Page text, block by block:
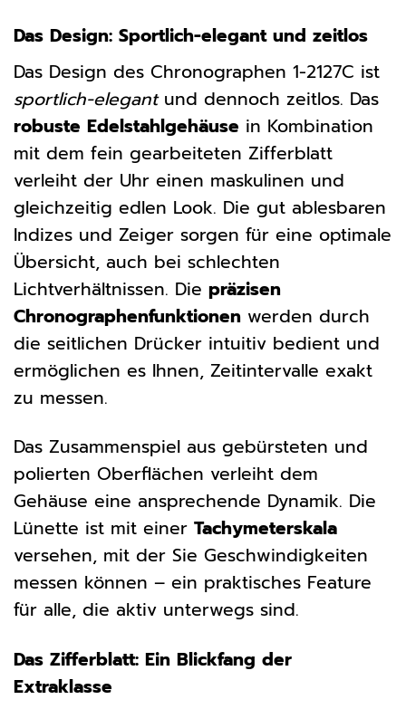
Das Design: Sportlich-elegant und zeitlos
Das Design des Chronographen 1-2127C ist
sportlich-elegantund dennoch zeitlos. Das
robuste Edelstahlgehäuse in Kombination
mit dem fein gearbeiteten Zifferblatt
verleiht der Uhr einen maskulinen und
gleichzeitig edlen Look. Die gut ablesbaren
Indizes und Zeiger sorgen für eine optimale
Übersicht, auch bei schlechten
Lichtverhältnissen. Die präzisen
Chronographenfunktionen werden durch
die seitlichen Drücker intuitiv bedient und
ermöglichen es Ihnen, Zeitintervalle exakt
zu messen.
Das Zusammenspiel aus gebürsteten und
polierten Oberflächen verleiht dem
Gehäuse eine ansprechende Dynamik. Die
Lünette ist mit einer Tachymeterskala
versehen, mit der Sie Geschwindigkeiten
messen können – ein praktisches Feature
für alle, die aktiv unterwegs sind.
Das Zifferblatt: Ein Blickfang der
Extraklasse